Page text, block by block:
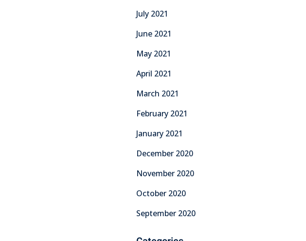
July 2021
June 2021
May 2021
April 2021
March 2021
February 2021
January 2021
December 2020
November 2020
October 2020
September 2020